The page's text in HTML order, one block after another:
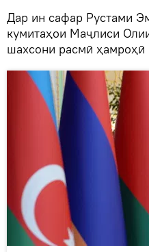
Дар ин сафар Рустами
кумитаҳои Маҷлиси
шахсони расмӣ ҳамроҳӣ